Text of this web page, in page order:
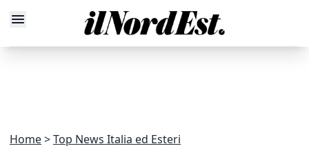
Home Top News Italia ed Esteri